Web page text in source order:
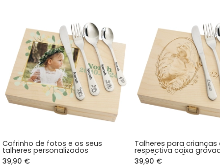
Cofrinho de fotos e os seus
talheres personalizados
39,90 €
Talheres para crianças
respectiva caixa
uma fotografia
39,90 €